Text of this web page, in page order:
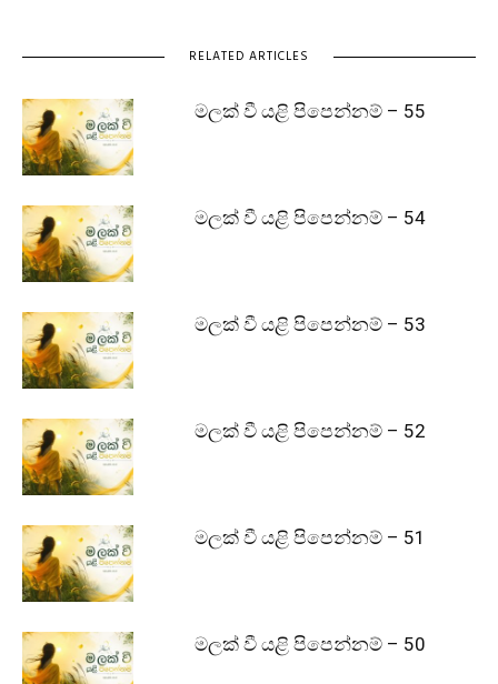
RELATED ARTICLES
මලක් වී යළි පිපෙන්නම් – 55
මලක් වී යළි පිපෙන්නම් – 54
මලක් වී යළි පිපෙන්නම් – 53
මලක් වී යළි පිපෙන්නම් – 52
මලක් වී යළි පිපෙන්නම් – 51
මලක් වී යළි පිපෙන්නම් – 50